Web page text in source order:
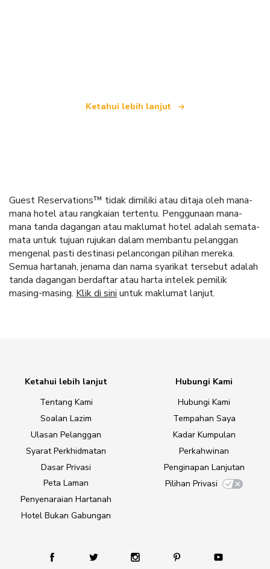
Ketahui lebih lanjut
Guest Reservations™ tidak dimiliki atau ditaja oleh mana-
mana hotel atau rangkaian tertentu. Penggunaan mana-
mana tanda dagangan atau maklumat hotel adalah semata-
mata untuk tujuan rujukan dalam membantu pelanggan
mengenal pasti destinasi pelancongan pilihan mereka.
Semua hartanah, jenama dan nama syarikat tersebut adalah
tanda dagangan berdaftar atau harta intelek pemilik
masing-masing. Klik di sini untuk maklumat lanjut.
Ketahui lebih lanjut
Tentang Kami
Soalan Lazim
Ulasan Pelanggan
Syarat Perkhidmatan
Dasar Privasi
Peta Laman
Penyenaraian Hartanah
Hotel Bukan Gabungan
Hubungi Kami
Hubungi Kami
Tempahan Saya
Kadar Kumpulan
Perkahwinan
Penginapan Lanjutan
Pilihan Privasi